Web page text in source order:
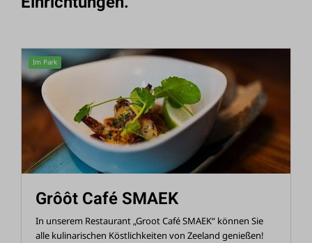
Im Park
Grôôt Café SMAEK
In unserem Restaurant „Groot Café SMAEK“ können Sie
alle kulinarischen Köstlichkeiten von Zeeland genießen!